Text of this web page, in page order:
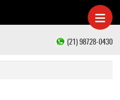
(21) 98728-0430